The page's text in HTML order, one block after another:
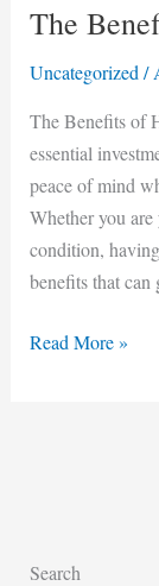
The
Uncategorized /
The Benefits of
essential
peace of mind
Whether you
condition,
benefits that
The
of
Health
Insurance
Read More »
Search